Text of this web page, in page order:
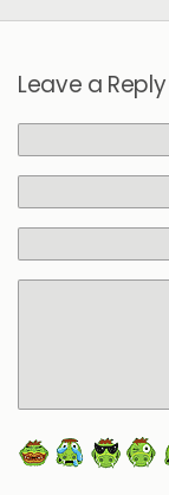
Leave a Reply